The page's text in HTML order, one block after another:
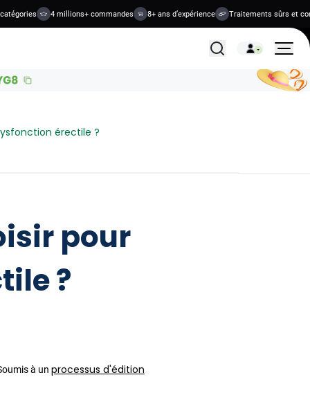
4 millions+ commandes 8+ ans d’expérience Traitements sûrs et
Tous les traitements
érectile ?
pour
?
à un processus d'édition